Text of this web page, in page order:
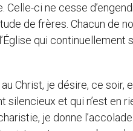
ci ne cesse
de frères. Chacun de
qui continuellement
Christ, je désire, ce soir,
et qui n’est en
je donne